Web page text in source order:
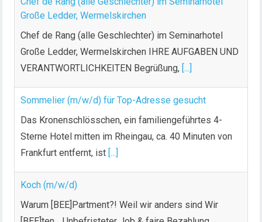
Große Ledder, Wermelskirchen
Große Ledder, Wermelskirchen IHRE AUFGABEN UND
VERANTWORTLICHKEITEN Begrüßung,[...]
Sommelier (m/w/d) für Top-Adresse gesucht
Sterne Hotel mitten im Rheingau, ca. 40 Minuten von
Frankfurt entfernt, ist[...]
Koch (m/w/d)
[BEE]ten… Unbefristeter Job & faire Bezahlung